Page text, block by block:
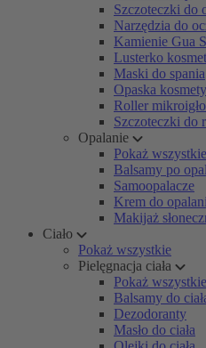
Szczoteczki do
Narzędzia do
Kamienie Gua
Lusterko
Maski do spania
Opaska
Roller
Szczoteczki do
Opalanie
Pokaż wszystkie
Balsamy po
Samoopalacze
Krem do
Makijaż
Ciało
Pokaż wszystkie
Pielęgnacja ciała
Pokaż wszystkie
Balsamy do
Dezodoranty
Masło do ciała